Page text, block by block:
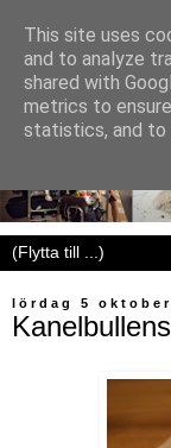
lördag 5 oktober
This site uses
and to analyze
shared with
metrics to
statistics, and to